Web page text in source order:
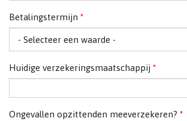
Betalingstermijn *
Huidige verzekeringsmaatschappij *
Ongevallen opzittenden meeverzekeren? *